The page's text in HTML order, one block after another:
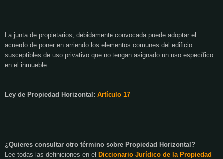
La junta de propietarios, debidamente convocada puede adoptar el
acuerdo de poner en arriendo los elementos comunes del edificio
susceptibles de uso privativo que no tengan asignado un uso específico
en el inmueble
Ley de Propiedad Horizontal: Artículo 17
¿Quieres consultar otro término sobre Propiedad Horizontal?
Lee todas las definiciones en el Diccionario Jurídico de la Propiedad